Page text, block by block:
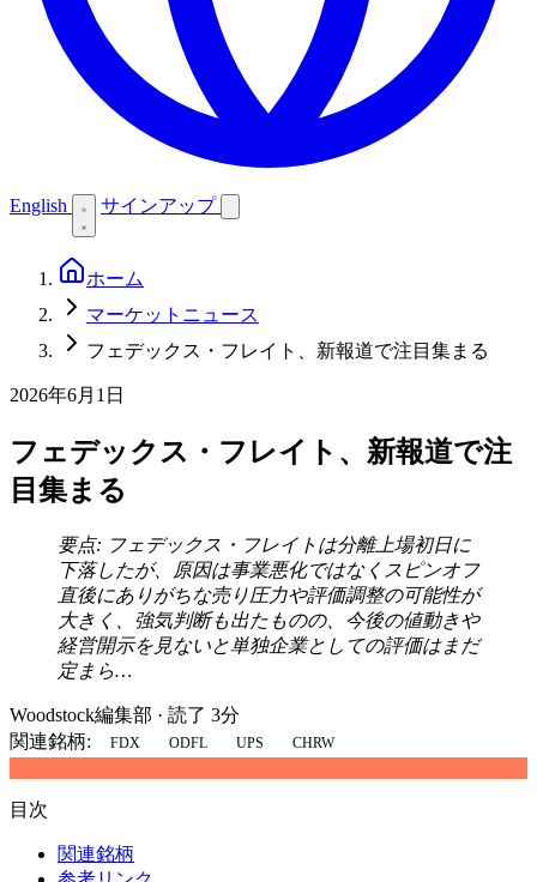
English サインアップ
ホーム
マーケットニュース
フェデックス・フレイト、新報道で注目集まる
2026年6月1日
フェデックス・フレイト、新報道で注
目集まる
要点: フェデックス・フレイトは分離上場初日に
下落したが、原因は事業悪化ではなくスピンオフ
直後にありがちな売り圧力や評価調整の可能性が
大きく、強気判断も出たものの、今後の値動きや
経営開示を見ないと単独企業としての評価はまだ
定まら…
Woodstock編集部 · 読了 3分
関連銘柄:
FDX ODFL UPS CHRW
目次
関連銘柄